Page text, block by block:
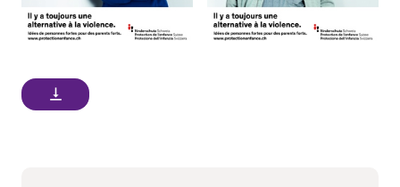
vertical_align_bottom